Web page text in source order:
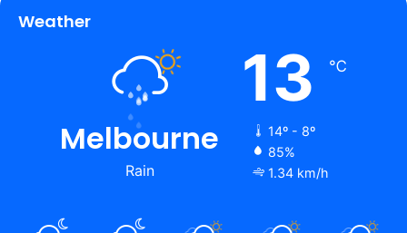
Weather
Melbourne
Rain
13 ℃
14º - 8º
85%
1.34 km/h